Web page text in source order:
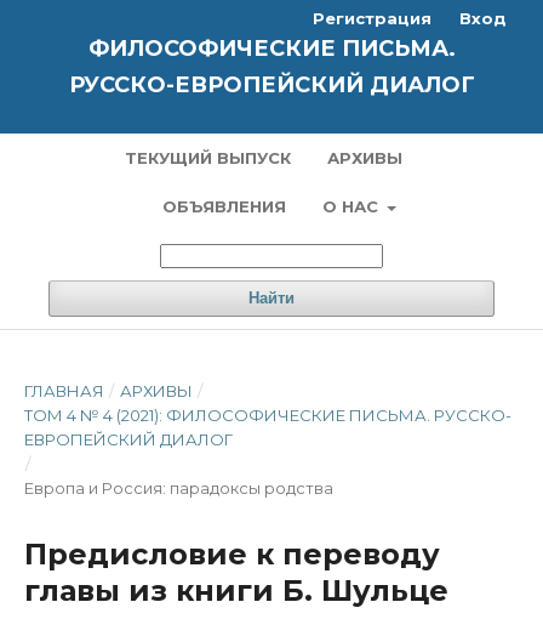
ФИЛОСОФИЧЕСКИЕ ПИСЬМА.
РУССКО-ЕВРОПЕЙСКИЙ ДИАЛОГ
ТЕКУЩИЙ ВЫПУСК АРХИВЫ
ОБЪЯВЛЕНИЯ О НАС
Найти
Регистрация Вход
ГЛАВНАЯ / АРХИВЫ /
ТОМ 4 № 4 (2021): ФИЛОСОФИЧЕСКИЕ ПИСЬМА. РУССКО-
ЕВРОПЕЙСКИЙ ДИАЛОГ
/
Европа и Россия: парадоксы родства
Предисловие к переводу
главы из книги Б. Шульце